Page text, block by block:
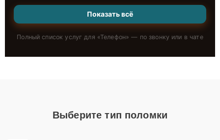
Показать всё
Полный список услуг для «Телефон» — по звонку или в чате
Выберите тип поломки